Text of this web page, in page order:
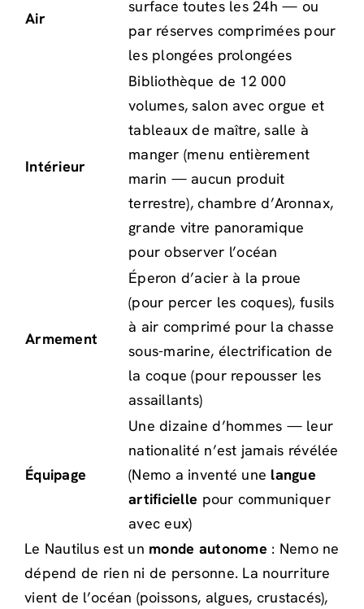
Air
surface toutes les 24h — ou
par réserves comprimées pour
les plongées prolongées
Intérieur
Bibliothèque de 12 000
volumes, salon avec orgue et
tableaux de maître, salle à
manger (menu entièrement
marin — aucun produit
terrestre), chambre d’Aronnax,
grande vitre panoramique
pour observer l’océan
Armement
Éperon d’acier à la proue
(pour percer les coques), fusils
à air comprimé pour la chasse
sous-marine, électrification de
la coque (pour repousser les
assaillants)
Équipage
Une dizaine d’hommes — leur
nationalité n’est jamais révélée
(Nemo a inventé une langue
artificielle pour communiquer
avec eux)
Le Nautilus est un monde autonome : Nemo ne
dépend de rien ni de personne. La nourriture
vient de l’océan (poissons, algues, crustacés),